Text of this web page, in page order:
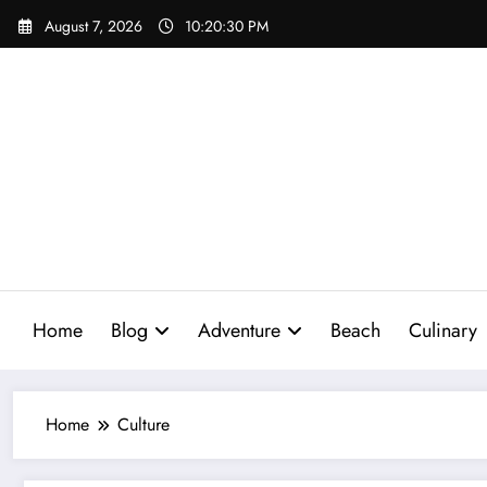
Skip
August 7, 2026 10:20:31 PM
Home Blog Adventure Beach Culinary
Home Culture